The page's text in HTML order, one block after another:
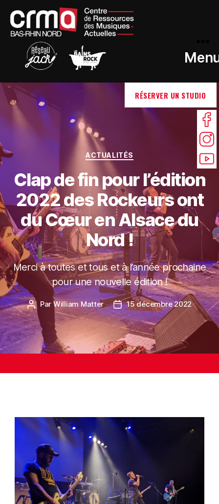
RÉSERVER UN STUDIO
ACTUALITÉS
Clap de fin pour l’édition
2022 des Rockeurs ont
du Cœur en Alsace du
Nord !
Merci à toutes et tous et à l’année prochaine
pour une nouvelle édition !
Par William Matter 15 décembre 2022